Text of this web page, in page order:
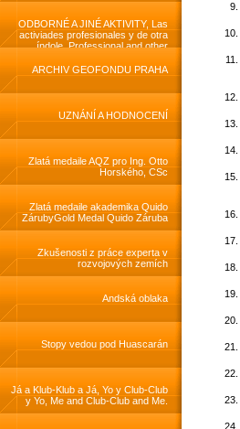
ODBORNÉ A JINÉ AKTIVITY, Las
activiades profesionales y de otra
índole, Professional and other
ARCHIV GEOFONDU PRAHA
UZNÁNÍ A HODNOCENÍ
Zlatá medaile AQZ pro Ing. Otto
Horského, CSc
Zlatá medaile akademika Quido
ZárubyGold Medal Quido Záruba
Zkušenosti z práce experta v
rozvojových zemích
Andská oblaka
Stopy vedou pod Huascarán
Já a Klub-Klub a Já, Yo y Club-Club
y Yo, Me and Club-Club and Me.